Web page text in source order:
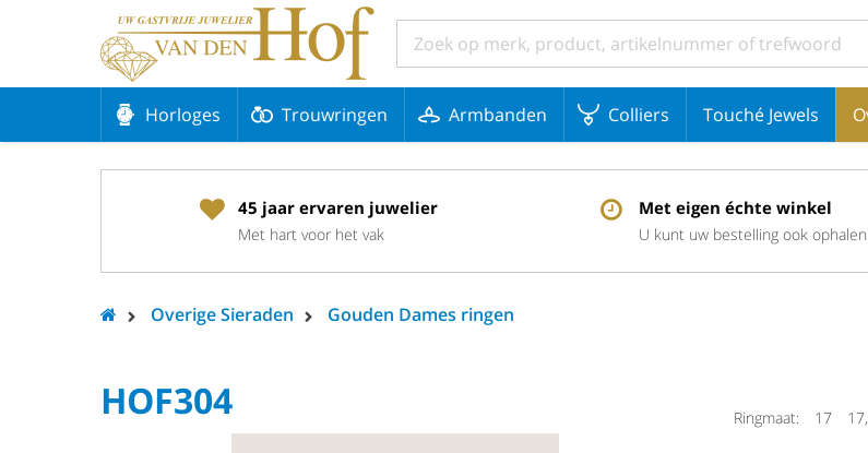
Horloges Trouwringen Armbanden Colliers Touché Jewels
45 jaar ervaren juwelier
Met hart voor het vak
Met eigen échte winkel
U kunt uw bestelling ook ophalen
Overige Sieraden Gouden Dames ringen
HOF304 Ringmaat: 17